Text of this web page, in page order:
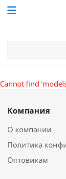
Cannot find
Компания
О компании
Политика
Оптовикам